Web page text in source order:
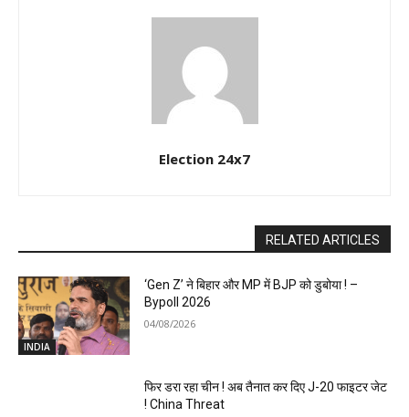
Election 24x7
RELATED ARTICLES
INDIA
‘Gen Z’ ने बिहार और MP में BJP को डुबोया ! –
Bypoll 2026
04/08/2026
फिर डरा रहा चीन ! अब तैनात कर दिए J-20 फाइटर जेट
! China Threat